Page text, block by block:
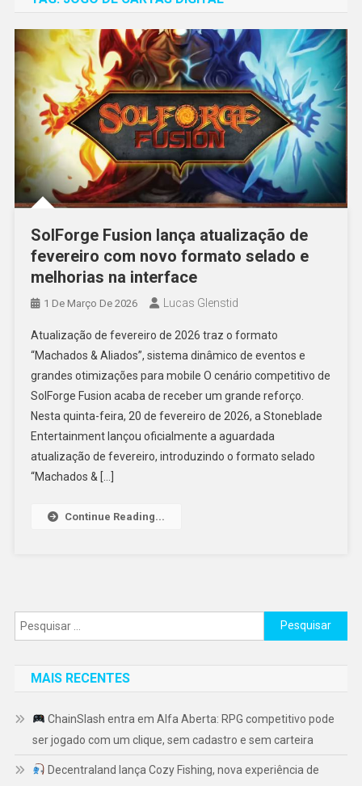
SolForge Fusion lança atualização de
fevereiro com novo formato selado e
melhorias na interface
1 De Março De 2026 Lucas Glenstid
Atualização de fevereiro de 2026 traz o formato
“Machados & Aliados”, sistema dinâmico de eventos e
grandes otimizações para mobile O cenário competitivo de
SolForge Fusion acaba de receber um grande reforço.
Nesta quinta-feira, 20 de fevereiro de 2026, a Stoneblade
Entertainment lançou oficialmente a aguardada
atualização de fevereiro, introduzindo o formato selado
“Machados & […]
Continue Reading...
Pesquisar
por:
MAIS RECENTES
ChainSlash entra em Alfa Aberta: RPG competitivo pode
ser jogado com um clique, sem cadastro e sem carteira
Decentraland lança Cozy Fishing, nova experiência de